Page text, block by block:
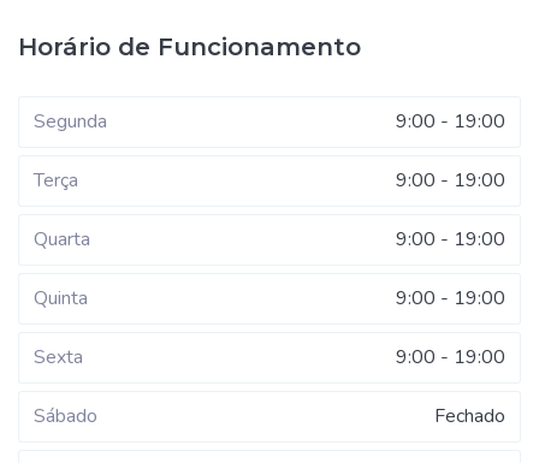
Horário de Funcionamento
Segunda 9:00 - 19:00
Terça 9:00 - 19:00
Quarta 9:00 - 19:00
Quinta 9:00 - 19:00
Sexta 9:00 - 19:00
Sábado Fechado